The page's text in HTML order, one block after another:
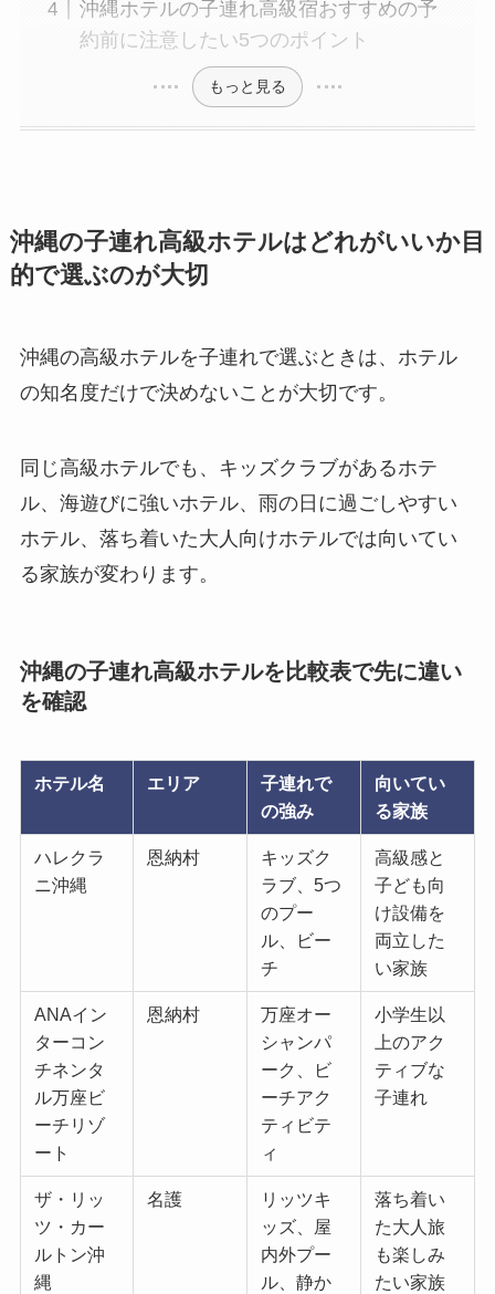
沖縄ホテルの子連れ高級宿おすすめの予
約前に注意したい5つのポイント
もっと見る
沖縄の子連れ高級ホテルはどれがいいか目
的で選ぶのが大切
沖縄の高級ホテルを子連れで選ぶときは、ホテル
の知名度だけで決めないことが大切です。
同じ高級ホテルでも、キッズクラブがあるホテ
ル、海遊びに強いホテル、雨の日に過ごしやすい
ホテル、落ち着いた大人向けホテルでは向いてい
る家族が変わります。
沖縄の子連れ高級ホテルを比較表で先に違い
を確認
ホテル名 エリア
子連れで
の強み
向いてい
る家族
ハレクラ
ニ沖縄
恩納村
キッズク
ラブ、5つ
のプー
ル、ビー
チ
高級感と
子ども向
け設備を
両立した
い家族
ANAイン
ターコン
チネンタ
ル万座ビ
ーチリゾ
ート
恩納村
万座オー
シャンパ
ーク、ビ
ーチアク
ティビテ
ィ
小学生以
上のアク
ティブな
子連れ
ザ・リッ
ツ・カー
ルトン沖
縄
名護
リッツキ
ッズ、屋
内外プー
ル、静か
落ち着い
た大人旅
も楽しみ
たい家族